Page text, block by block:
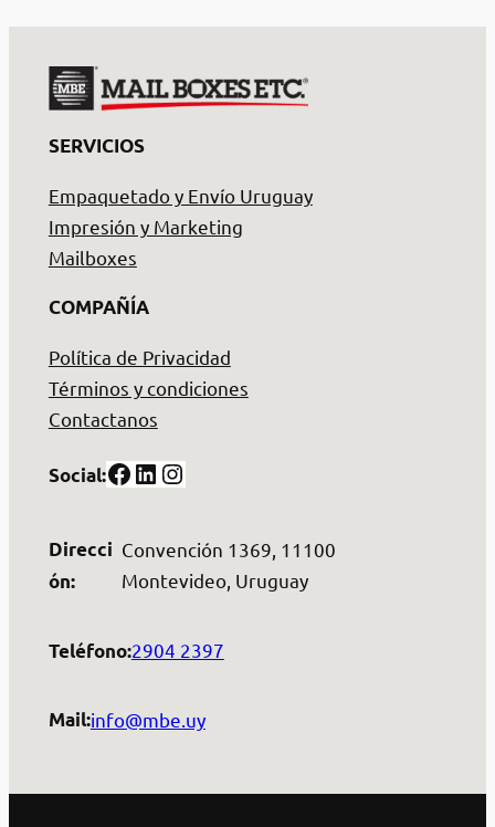
SERVICIOS
Empaquetado y Envío Uruguay
Impresión y Marketing
Mailboxes
COMPAÑÍA
Política de Privacidad
Términos y condiciones
Contactanos
Social:Facebook LinkedIn Instagram
Direcci
ón:
Convención 1369, 11100
Montevideo, Uruguay
Teléfono:2904 2397
Mail:info@mbe.uy